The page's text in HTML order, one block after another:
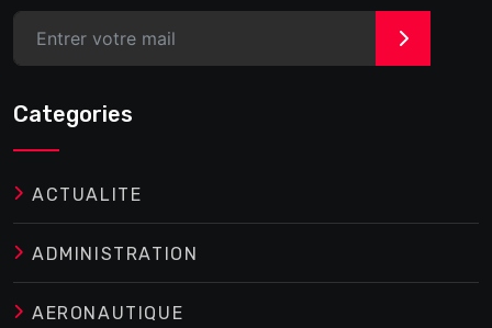
>
Categories
ACTUALITE
ADMINISTRATION
AERONAUTIQUE